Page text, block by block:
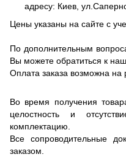
адресу: Киев,
Цены указаны на сайте с
По дополнительным
Вы можете обратиться к
Оплата заказа возможна на
Во время получения
целостность и
комплектацию.
Все сопроводительные
заказом.